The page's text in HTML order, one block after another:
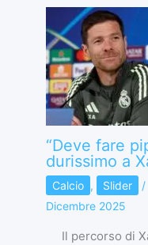
“Deve fare
durissimo a
Calcio , Slider /
Dicembre 2025
Il percorso di